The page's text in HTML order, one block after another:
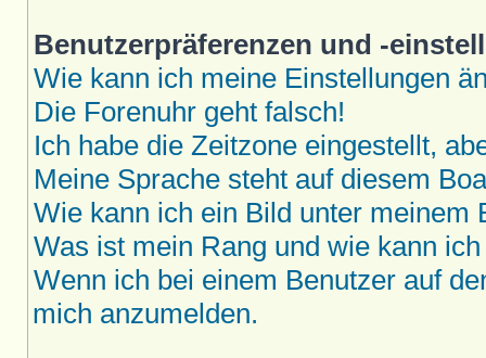
Benutzerpräferenzen und -
Wie kann ich meine Einstellungen
Die Forenuhr geht falsch!
Ich habe die Zeitzone eingestellt,
Meine Sprache steht auf diesem
Wie kann ich ein Bild unter meinem
Was ist mein Rang und wie kann
Wenn ich bei einem Benutzer auf
mich anzumelden.